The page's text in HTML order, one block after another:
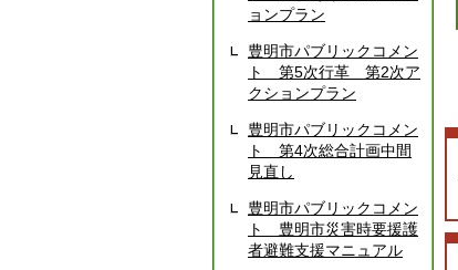
ョンプラン
豊明市パブリックコメン
ト 第5次行革 第2次ア
クションプラン
豊明市パブリックコメン
ト 第4次総合計画中間
見直し
豊明市パブリックコメン
ト 豊明市災害時要援護
者避難支援マニュアル